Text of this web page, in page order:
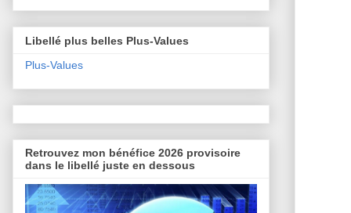
Libellé plus belles Plus-Values
Plus-Values
Retrouvez mon bénéfice 2026 provisoire
dans le libellé juste en dessous